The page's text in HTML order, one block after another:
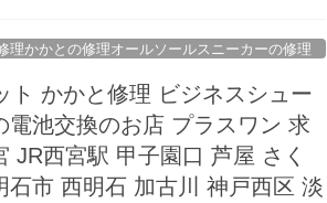
理かかとの修理オールソールスニーカーの修理
ト かかと修理 ビジネスシュー
池交換のお店 プラスワン 求
JR西宮駅 甲子園口 芦屋 さく
市 西明石 加古川 神戸西区 淡